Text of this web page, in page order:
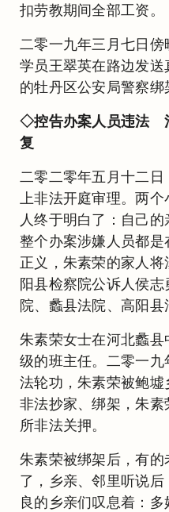
扣劳教期间全部工资。
二零一九年三月七日
学员王翠英在路边发
的牡丹区公安局警察绑
◇控告办案人员违法
复
二零二零年五月十二
上非法开庭审理。两
人终于明白了：自己
整个办案涉嫌人员都
正义，朱素荣的家人
阳县检察院公诉人侯
院、蠡县法院、高阳县
朱素荣女士在河北蠡
级的班主任。二零一
法轮功，朱素荣被鲍墟
非法抄家、绑架，朱
所非法关押。
朱素荣被绑架后，有
了，乡亲、邻里听说
良的乡亲们叹息着：